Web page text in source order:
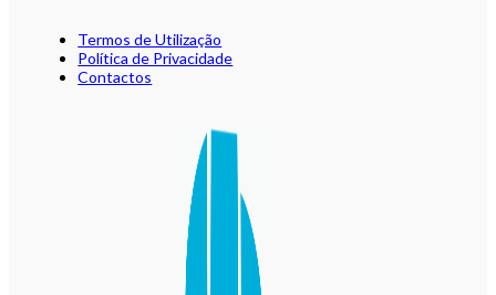
Termos de Utilização
Política de Privacidade
Contactos